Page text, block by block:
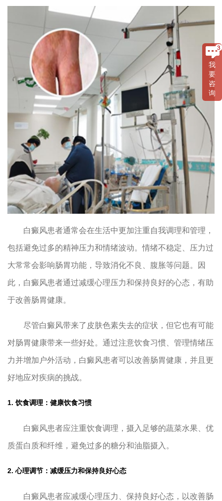
白癜风患者通常会在生活中更加注重自我调理和管理，
包括避免过多的精神压力和情绪波动。情绪不稳定、压力过
大常常会影响肠胃功能，导致消化不良、腹胀等问题。因
此，白癜风患者通过减缓心理压力和保持良好的心态，有助
于改善肠胃健康。
尽管白癜风带来了皮肤色素失去的症状，但它也有可能
对肠胃健康带来一些好处。通过注意饮食习惯、管理情绪压
力并增加户外活动，白癜风患者可以改善肠胃健康，并且更
好地应对疾病的挑战。
1. 饮食调理：健康饮食习惯
白癜风患者应注重饮食调理，摄入足够的蔬菜水果、优
质蛋白质和纤维，避免过多的糖分和油脂摄入。
2. 心理调节：减缓压力和保持良好心态
白癜风患者应减缓心理压力、保持良好心态，以改善肠
我
要
咨
询